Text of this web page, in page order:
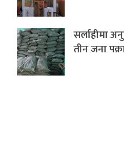
सर्लाहीमा
तीन जना